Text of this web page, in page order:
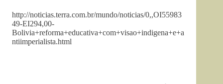
http://noticias.terra.com.br/mundo/noticias/0,,OI55983
49-EI294,00-
Bolivia+reforma+educativa+com+visao+indigena+e+a
ntiimperialista.html